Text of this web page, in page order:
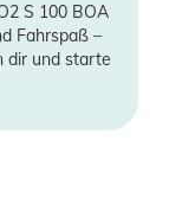
S 100 BOA
Fahrspaß –
dir und starte